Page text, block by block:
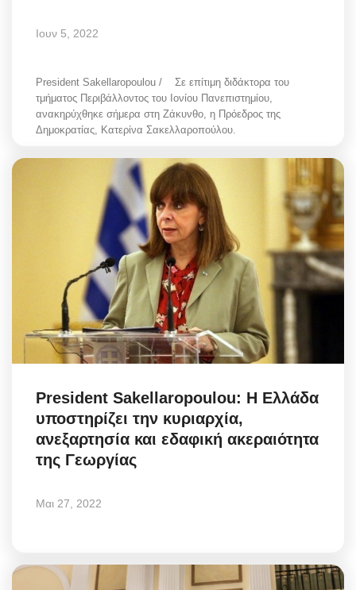
Ιουν 5, 2022
President Sakellaropoulou / Σε επίτιμη διδάκτορα του
τμήματος Περιβάλλοντος του Ιονίου Πανεπιστημίου,
ανακηρύχθηκε σήμερα στη Ζάκυνθο, η Πρόεδρος της
Δημοκρατίας, Κατερίνα Σακελλαροπούλου.
President Sakellaropoulou: Η Ελλάδα
υποστηρίζει την κυριαρχία,
ανεξαρτησία και εδαφική ακεραιότητα
της Γεωργίας
Μαι 27, 2022